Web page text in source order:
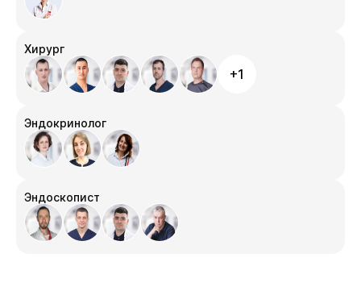
Хирург
+1
Эндокринолог
Эндоскопист